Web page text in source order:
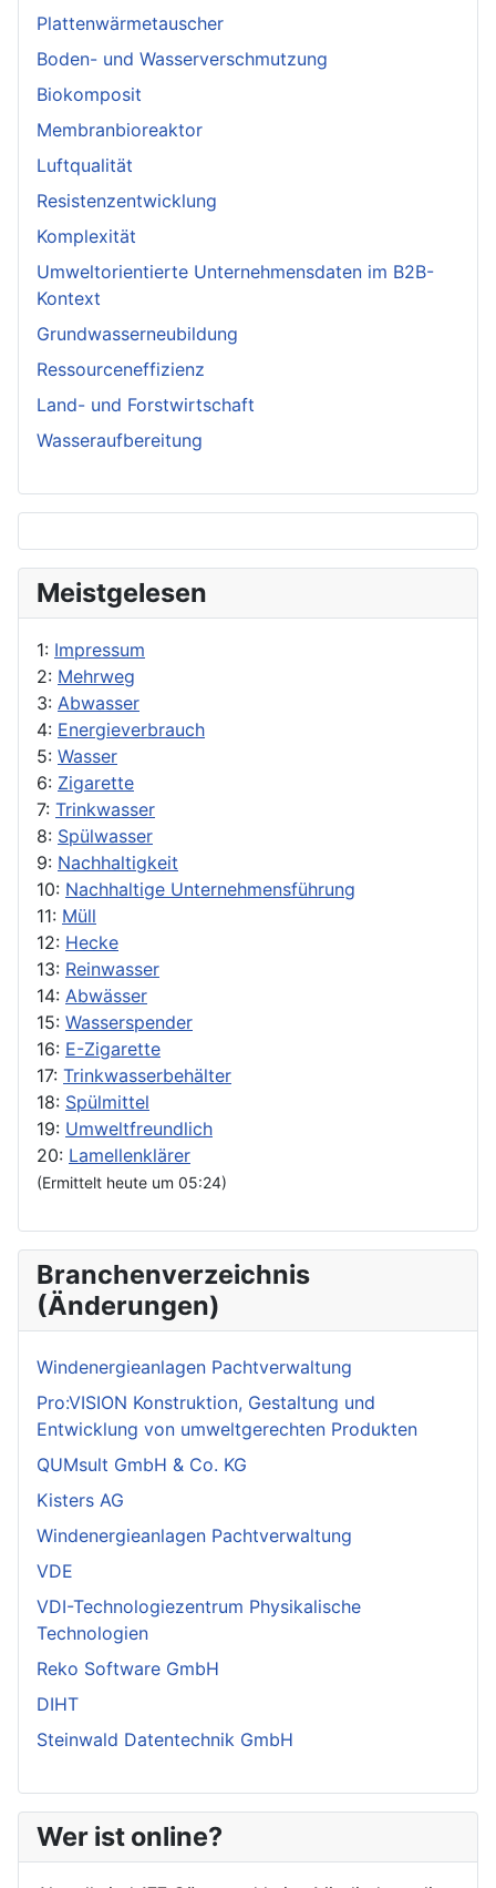
Plattenwärmetauscher
Boden- und Wasserverschmutzung
Biokomposit
Membranbioreaktor
Luftqualität
Resistenzentwicklung
Komplexität
Umweltorientierte Unternehmensdaten im B2B-
Kontext
Grundwasserneubildung
Ressourceneffizienz
Land- und Forstwirtschaft
Wasseraufbereitung
Meistgelesen
1: Impressum
2: Mehrweg
3: Abwasser
4: Energieverbrauch
5: Wasser
6: Zigarette
7: Trinkwasser
8: Spülwasser
9: Nachhaltigkeit
10: Nachhaltige Unternehmensführung
11: Müll
12: Hecke
13: Reinwasser
14: Abwässer
15: Wasserspender
16: E-Zigarette
17: Trinkwasserbehälter
18: Spülmittel
19: Umweltfreundlich
20: Lamellenklärer
(Ermittelt heute um 05:24)
Branchenverzeichnis
(Änderungen)
Windenergieanlagen Pachtverwaltung
Pro:VISION Konstruktion, Gestaltung und
Entwicklung von umweltgerechten Produkten
QUMsult GmbH & Co. KG
Kisters AG
Windenergieanlagen Pachtverwaltung
VDE
VDI-Technologiezentrum Physikalische
Technologien
Reko Software GmbH
DIHT
Steinwald Datentechnik GmbH
Wer ist online?